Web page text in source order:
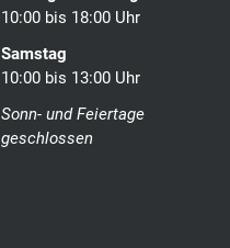
10:00 bis 18:00 Uhr
Samstag
10:00 bis 13:00 Uhr
Sonn- und Feiertage
geschlossen